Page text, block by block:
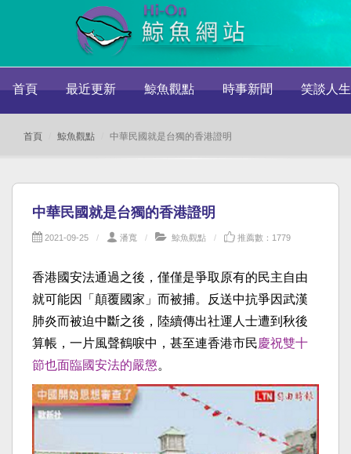
首頁 最近更新 鯨魚觀點 時事新聞 笑談人生
首頁 鯨魚觀點 中華民國就是台獨的香港證明
中華民國就是台獨的香港證明
2021-09-25 潘寬 鯨魚觀點 推薦數：1779
香港國安法通過之後，僅僅是爭取原有的民主自由
就可能因「顛覆國家」而被捕。反送中抗爭因武漢
肺炎而被迫中斷之後，陸續傳出社運人士遭到秋後
算帳，一片風聲鶴唳中，甚至連香港市民慶祝雙十
節也面臨國安法的嚴懲。